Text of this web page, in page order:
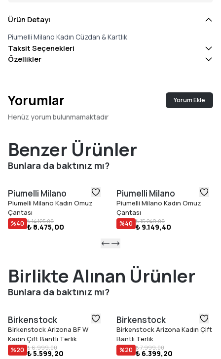
Ürün Detayı
Piumelli Milano Kadın Cüzdan & Kartlık
Taksit Seçenekleri
Özellikler
Yorumlar Yorum Ekle
Henüz yorum bulunmamaktadır
Benzer Ürünler
Bunlara da baktınız mı?
Piumelli Milano
Piumelli Milano Kadın Omuz
Çantası
%40 ₺ 14.125,00
₺ 8.475,00
Piumelli Milano
Piumelli Milano Kadın Omuz
Çantası
%40 ₺ 15.249,00
₺ 9.149,40
Birlikte Alınan Ürünler
Bunlara da baktınız mı?
Birkenstock
Birkenstock Arizona BF W
Kadın Çift Bantlı Terlik
%20 ₺ 6.999,00
₺ 5.599,20
Birkenstock
Birkenstock Arizona Kadın Çift
Bantlı Terlik
%20 ₺ 7.999,00
₺ 6.399,20